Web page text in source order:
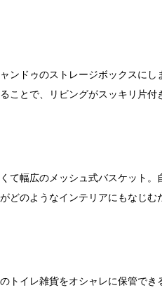
ンドゥのストレージボックスに
ことで、リビングがスッキリ片付
て幅広のメッシュ式バスケット
どのようなインテリアにもなじむ
トイレ雑貨をオシャレに保管で